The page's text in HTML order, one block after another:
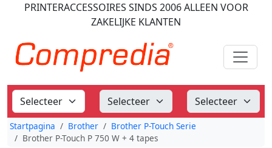
PRINTERACCESSOIRES SINDS 2006ALLEEN VOOR
ZAKELIJKE KLANTEN
Startpagina Brother
Brother P-Touch Serie
Brother P-Touch P 750 W + 4 tapes